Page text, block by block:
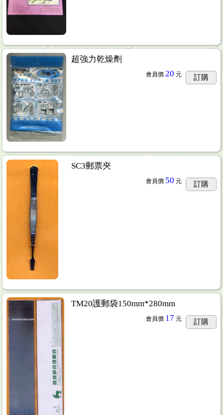
超強力乾燥劑
會員價 20 元 訂購
SC3郵票夾
會員價 50 元 訂購
TM20護郵袋150mm*280mm
會員價 17 元 訂購